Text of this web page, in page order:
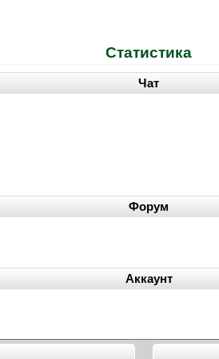
Статистика
Чат
Форум
Аккаунт